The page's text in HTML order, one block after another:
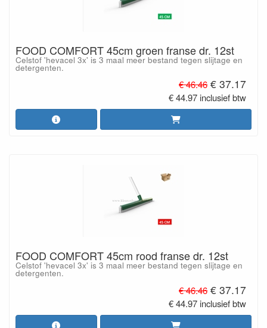
FOOD COMFORT 45cm groen franse dr. 12st
Celstof 'hevacel 3x' is 3 maal meer bestand tegen slijtage en
detergenten.
€ 46.46 € 37.17
€ 44.97 inclusief btw
FOOD COMFORT 45cm rood franse dr. 12st
Celstof 'hevacel 3x' is 3 maal meer bestand tegen slijtage en
detergenten.
€ 46.46 € 37.17
€ 44.97 inclusief btw